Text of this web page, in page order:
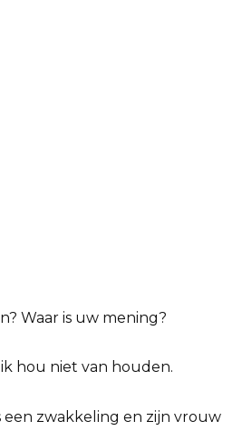
Waar is uw mening?
hou niet van houden.
een zwakkeling en zijn vrouw